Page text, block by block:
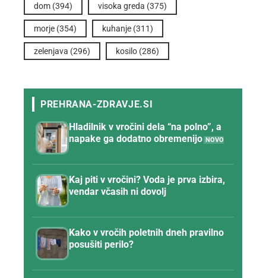
dom (394) visoka greda (375)
morje (354) kuhanje (311)
zelenjava (296) kosilo (286)
Hladilnik v vročini dela “na polno”, a
napake ga dodatno obremenijo
Kaj piti v vročini? Voda je prva izbira,
vendar včasih ni dovolj
Kako v vročih poletnih dneh pravilno
posušiti perilo?